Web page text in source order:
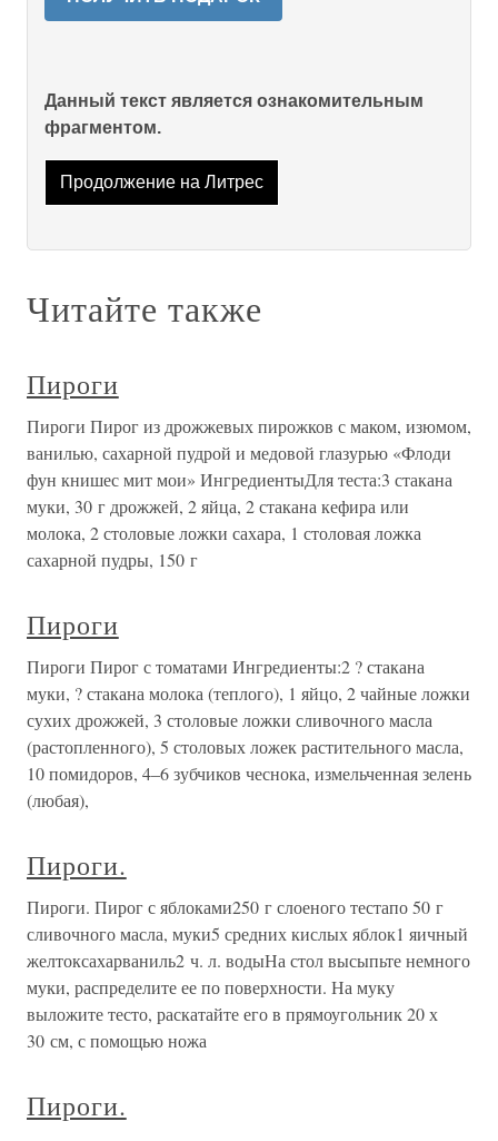
Данный текст является ознакомительным
фрагментом.
Продолжение на Литрес
Читайте также
Пироги
Пироги Пирог из дрожжевых пирожков с маком, изюмом,
ванилью, сахарной пудрой и медовой глазурью «Флоди
фун книшес мит мои» ИнгредиентыДля теста:3 стакана
муки, 30 г дрожжей, 2 яйца, 2 стакана кефира или
молока, 2 столовые ложки сахара, 1 столовая ложка
сахарной пудры, 150 г
Пироги
Пироги Пирог с томатами Ингредиенты:2 ? стакана
муки, ? стакана молока (теплого), 1 яйцо, 2 чайные ложки
сухих дрожжей, 3 столовые ложки сливочного масла
(растопленного), 5 столовых ложек растительного масла,
10 помидоров, 4–6 зубчиков чеснока, измельченная зелень
(любая),
Пироги.
Пироги. Пирог с яблоками250 г слоеного тестапо 50 г
сливочного масла, муки5 средних кислых яблок1 яичный
желтоксахарваниль2 ч. л. водыНа стол высыпьте немного
муки, распределите ее по поверхности. На муку
выложите тесто, раскатайте его в прямоугольник 20 х
30 см, с помощью ножа
Пироги.